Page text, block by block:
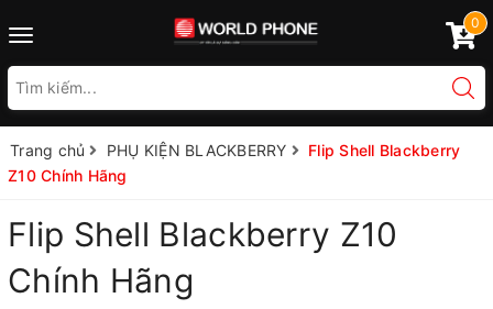
Toggle
0
Trang chủ PHỤ KIỆN BLACKBERRY
Flip Shell Blackberry
Z10 Chính Hãng
Flip Shell Blackberry Z10
Chính Hãng